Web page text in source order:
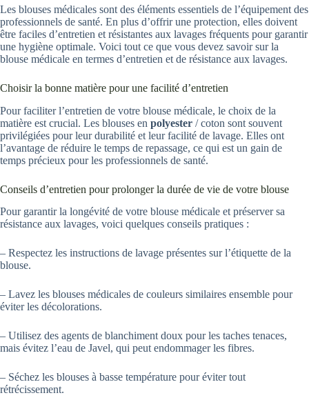
Les blouses médicales sont des éléments essentiels de l’équipement des
professionnels de santé. En plus d’offrir une protection, elles doivent
être faciles d’entretien et résistantes aux lavages fréquents pour garantir
une hygiène optimale. Voici tout ce que vous devez savoir sur la
blouse médicale en termes d’entretien et de résistance aux lavages.
Choisir la bonne matière pour une facilité d’entretien
Pour faciliter l’entretien de votre blouse médicale, le choix de la
matière est crucial. Les blouses en polyester / coton sont souvent
privilégiées pour leur durabilité et leur facilité de lavage. Elles ont
l’avantage de réduire le temps de repassage, ce qui est un gain de
temps précieux pour les professionnels de santé.
Conseils d’entretien pour prolonger la durée de vie de votre blouse
Pour garantir la longévité de votre blouse médicale et préserver sa
résistance aux lavages, voici quelques conseils pratiques :
– Respectez les instructions de lavage présentes sur l’étiquette de la
blouse.
– Lavez les blouses médicales de couleurs similaires ensemble pour
éviter les décolorations.
– Utilisez des agents de blanchiment doux pour les taches tenaces,
mais évitez l’eau de Javel, qui peut endommager les fibres.
– Séchez les blouses à basse température pour éviter tout
rétrécissement.